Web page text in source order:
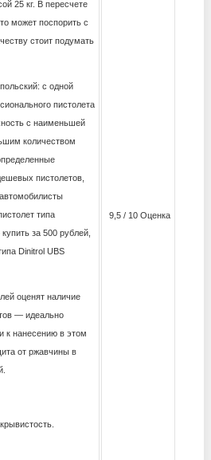
25 кг. В пересчете
может поспорить с
стоит подумать
с одной
пистолета
с наименьшей
количеством
пистолетов,
типа
за 500 рублей,
Dinitrol UBS
оценят наличие
— идеально
к нанесению в этом
от ржавчины в
9,5 / 10 Оценка